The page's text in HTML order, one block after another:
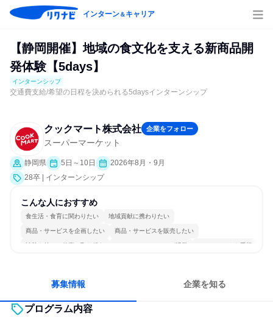
インターン＆キャリア
【静岡開催】地域の食文化を支える新商品開
発体験【5days】
インターンシップ
交通費支給/希望の日程を決められる5daysインターンシップ
クックマート株式会社 企業をフォロー
スーパーマーケット
静岡県 5日～10日
2026年8月・9月
28卒 | インターンシップ
こんな人におすすめ
食生活・食育に関わりたい 地域貢献に携わりたい
商品・サービスを企画したい 商品・サービスを販売したい
情熱を持って仕事に取り組む コミュニケーションが活発 チームワークを重視
募集情報 企業を知る
プログラム内容